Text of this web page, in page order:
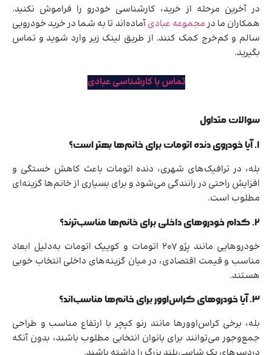
در آخرین مرحله از خرید، کارشناسی خودرو را فراموش نکنید.
همکاران ما درمجموعه عبادیآماده‌اند تا به شما در خرید خودرویی
سالم و کم‌خرج کمک کنند. از طریق لینک زیر وارد شوید و تماس
بگیرید.
تماس با کارشناسی عبادی
سوالات متداول
۱. آیا خودروی دنده اتومات برای خانم‌ها بهتر است؟
بله، در ترافیک‌های شهری، دنده اتومات باعث کاهش خستگی و
افزایش راحتی در رانندگی می‌شود و برای بسیاری از خانم‌ها گزینه‌ای
مطلوب است.
۲. کدام خودروهای داخلی برای خانم‌ها مناسب‌ترند؟
خودروهایی مانند پژو ۲۰۷ اتومات و کوییک اتومات به‌دلیل ابعاد
مناسب و قیمت اقتصادی، در میان گزینه‌های داخلی انتخاب خوبی
هستند.
۳. آیا خودروهای کراس‌اوور برای خانم‌ها مناسب‌اند؟
بله، برخی کراس‌اوورها مانند رنو کپچر با ارتفاع مناسب و طراحی
جمع‌وجور می‌توانند برای بانوان انتخابی مطلوب باشند، بدون آنکه